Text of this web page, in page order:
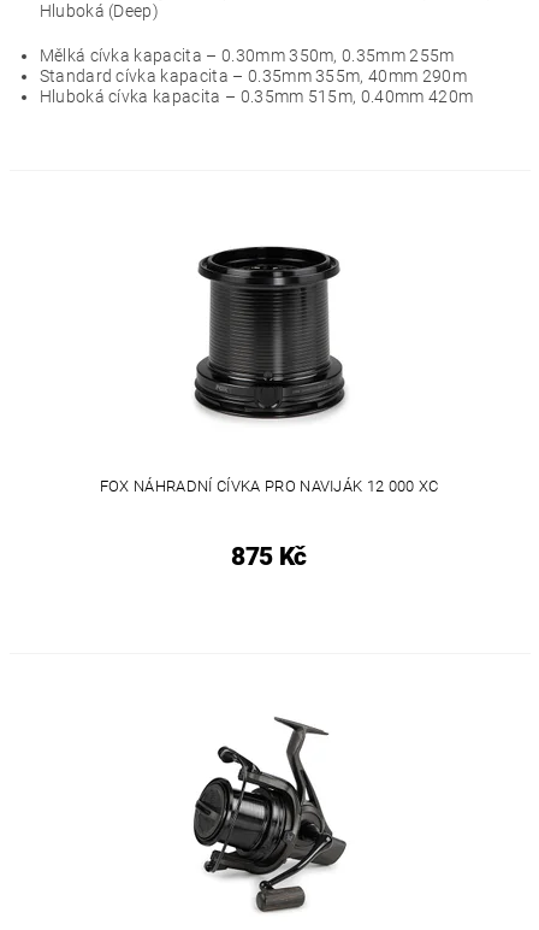
Hluboká (Deep)
Mělká cívka kapacita – 0.30mm 350m, 0.35mm 255m
Standard cívka kapacita – 0.35mm 355m, 40mm 290m
Hluboká cívka kapacita – 0.35mm 515m, 0.40mm 420m
FOX NÁHRADNÍ CÍVKA PRO NAVIJÁK 12 000 XC
875 Kč